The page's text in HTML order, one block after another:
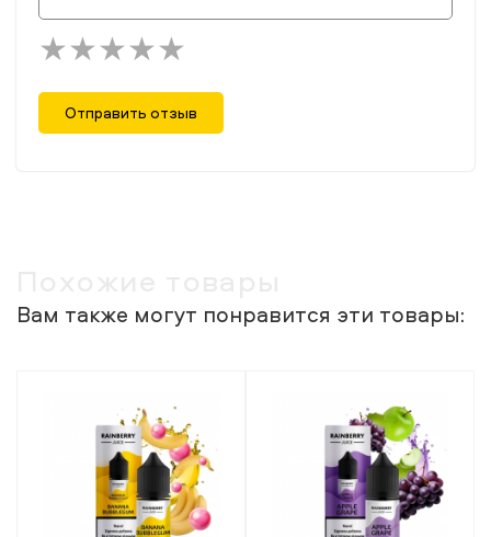
Отправить отзыв
Вам также могут понравится эти товары: